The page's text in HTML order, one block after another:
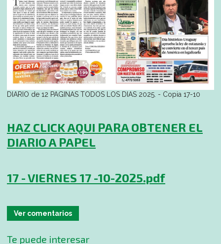
DIARIO de 12 PAGINAS TODOS LOS DIAS 2025. - Copia 17-10
HAZ CLICK AQUI PARA OBTENER EL
DIARIO A PAPEL
17 - VIERNES 17 -10-2025.pdf
Ver comentarios
Te puede interesar